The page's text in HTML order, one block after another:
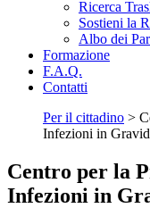
Ricerca
Sostieni la
Albo dei
Formazione
F.A.Q.
Contatti
Per il cittadino >
Infezioni in
Centro per la
Infezioni in